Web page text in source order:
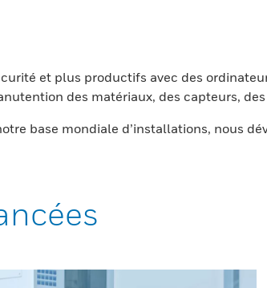
et plus productifs avec des
des matériaux, des capteurs,
base mondiale d’installations, nous